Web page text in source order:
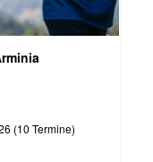
(10 Termine)